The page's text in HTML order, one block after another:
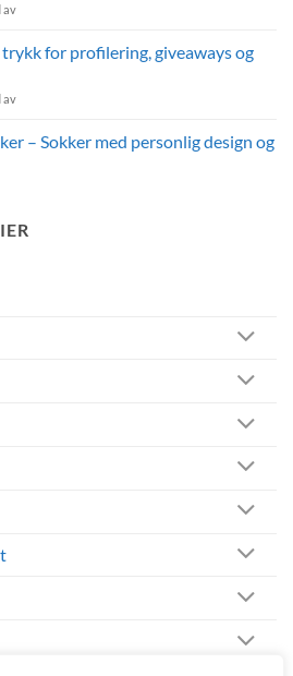
bedrift
sublimeringskopper
avfor
tekstilfolie
til
og
tekstiltrykk
for profilering, giveaways og
avfor
trykk
og
– Sokker med personlig design og